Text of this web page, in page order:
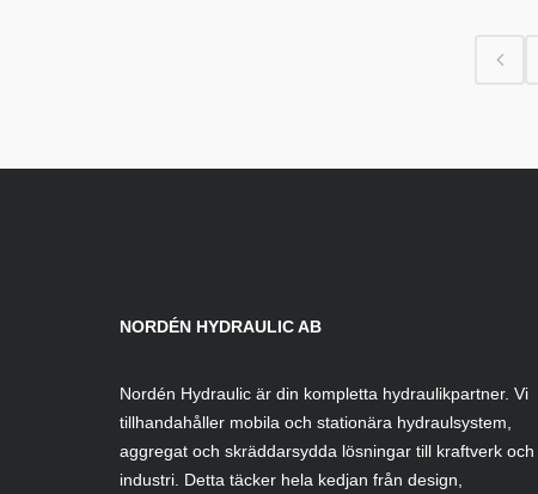
NORDÉN HYDRAULIC AB
Nordén Hydraulic är din kompletta hydraulikpartner. Vi
tillhandahåller mobila och stationära hydraulsystem,
aggregat och skräddarsydda lösningar till kraftverk och
industri. Detta täcker hela kedjan från design,